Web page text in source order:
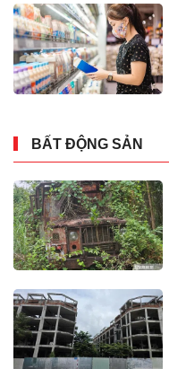
BẤT ĐỘNG SẢN